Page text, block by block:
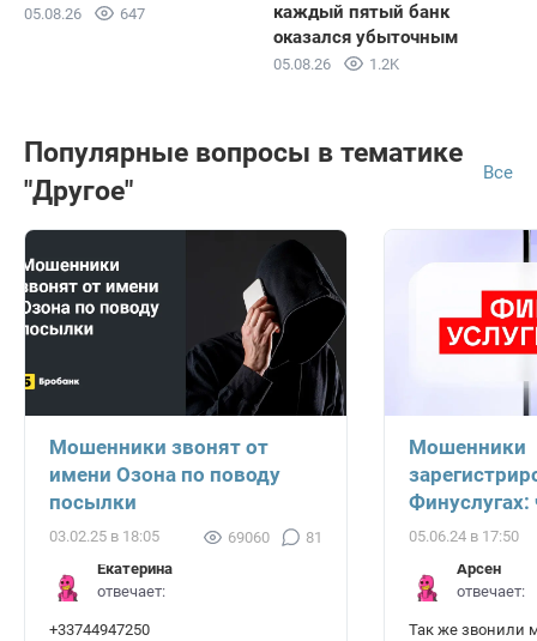
05.08.26 647
каждый пятый банк
оказался убыточным
05.08.26 1.2K
Популярные вопросы в тематике
"Другое"
Все
Мошенники звонят от
имени Озона по поводу
посылки
03.02.25 в 18:05 69060
81
Екатерина
отвечает:
+33744947250
Мошенники
Финуслугах:
05.06.24 в 17:50
Арсен
отвечает:
Так же звонили